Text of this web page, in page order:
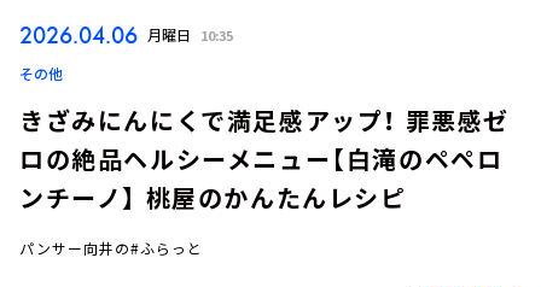
2026.04.06 月曜日 10:35
その他
きざみにんにくで満足感アップ！ 罪悪感ゼ
ロの絶品ヘルシーメニュー【白滝のペペロ
ンチーノ】 桃屋のかんたんレシピ
パンサー向井の#ふらっと